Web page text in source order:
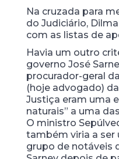
Na cruzada para
do Judiciário,
com as listas de
Havia um outro
governo José
procurador-geral
(hoje advogado)
Justiça eram uma
naturais” a uma
O ministro
também viria a ser
grupo de notáveis